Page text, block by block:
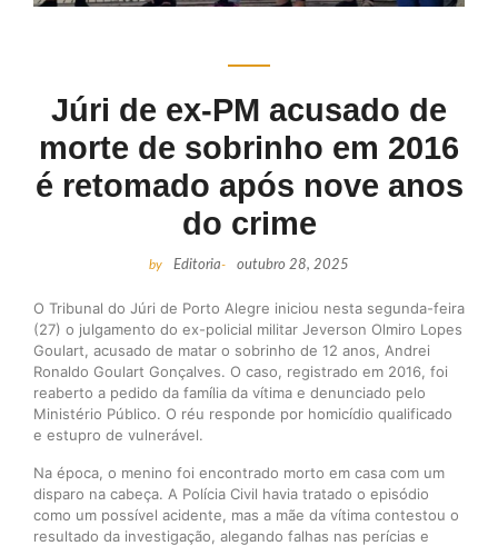
Júri de ex-PM acusado de
morte de sobrinho em 2016
é retomado após nove anos
do crime
by Editoria- outubro 28, 2025
O Tribunal do Júri de Porto Alegre iniciou nesta segunda-feira
(27) o julgamento do ex-policial militar Jeverson Olmiro Lopes
Goulart, acusado de matar o sobrinho de 12 anos, Andrei
Ronaldo Goulart Gonçalves. O caso, registrado em 2016, foi
reaberto a pedido da família da vítima e denunciado pelo
Ministério Público. O réu responde por homicídio qualificado
e estupro de vulnerável.
Na época, o menino foi encontrado morto em casa com um
disparo na cabeça. A Polícia Civil havia tratado o episódio
como um possível acidente, mas a mãe da vítima contestou o
resultado da investigação, alegando falhas nas perícias e